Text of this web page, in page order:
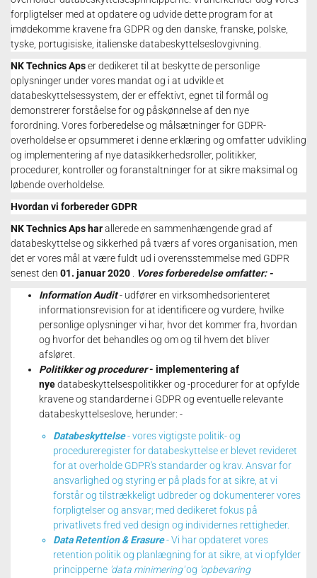
forpligtelser med at opdatere og udvide dette program for at
imødekomme kravene fra GDPR og den danske, franske, polske,
tyske, portugisiske, italienske databeskyttelseslovgivning.
NK Technics Apser dedikeret til at beskytte de personlige
oplysninger under vores mandat og i at udvikle et
databeskyttelsessystem, der er effektivt, egnet til formål og
demonstrerer forståelse for og påskønnelse af den nye
forordning. Vores forberedelse og målsætninger for GDPR-
overholdelse er opsummeret i denne erklæring og omfatter udvikling
og implementering af nye datasikkerhedsroller, politikker,
procedurer, kontroller og foranstaltninger for at sikre maksimal og
løbende overholdelse.
Hvordan vi forbereder GDPR
NK Technics Aps harallerede en sammenhængende grad af
databeskyttelse og sikkerhed på tværs af vores organisation, men
det er vores mål at være fuldt ud i overensstemmelse med GDPR
senest den 01. januar 2020
Vores forberedelse omfatter: -
Information Audit- udfører en virksomhedsorienteret
informationsrevision for at identificere og vurdere, hvilke
personlige oplysninger vi har, hvor det kommer fra, hvordan
og hvorfor det behandles og om og til hvem det bliver
afsløret.
Politikker og procedurer- implementering af
nyedatabeskyttelsespolitikker og -procedurer for at opfylde
kravene og standarderne i GDPR og eventuelle relevante
databeskyttelseslove, herunder: -
Databeskyttelse- vores vigtigste politik- og
procedureregister for databeskyttelse er blevet revideret
for at overholde GDPR's standarder og krav. Ansvar for
ansvarlighed og styring er på plads for at sikre, at vi
forstår og tilstrækkeligt udbreder og dokumenterer vores
forpligtelser og ansvar; med dedikeret fokus på
privatlivets fred ved design og individernes rettigheder.
Data Retention & Erasure- Vi har opdateret vores
retention politik og planlægning for at sikre, at vi opfylder
principperne 'data minimering' og 'opbevaring